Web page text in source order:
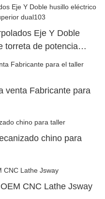
Eje Y Doble
torreta de potencia
venta Fabricante para
chino para
CNC Lathe Jsway